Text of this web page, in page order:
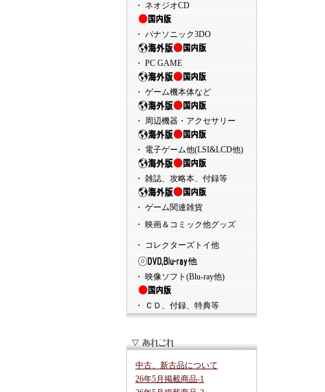
・ ネオジオCD
・ パナソニック3DO
・ PC GAME
・ ゲーム機本体など
・ 周辺機器・アクセサリー
・ 電子ゲーム他(LSI&LCD他)
・ 雑誌、攻略本、付録等
・ ゲーム関連雑貨
・ 映画＆コミック他グッズ
・ コレクターズトイ他
・ 映像ソフト(Blu-ray他)
・ ＣＤ、付録、特典等
中古、新古品について
26年5月掲載商品-1